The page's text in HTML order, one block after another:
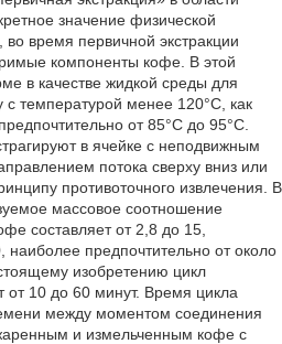
значение физической
во время первичной экстракции
компоненты кофе. В этой
в качестве жидкой среды для
с температурой менее 120°C, как
от 85°C до 95°C.
в ячейке с неподвижным
потока сверху вниз или
противоточного извлечения. В
массовое соотношение
составляет от 2,8 до 15,
наиболее предпочтительно от около
изобретению цикл
10 до 60 минут. Время цикла
между моментом соединения
и измельченным кофе с